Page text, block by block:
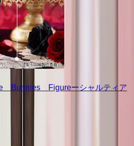
Bunnies Figureーシャルティア